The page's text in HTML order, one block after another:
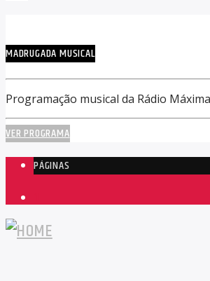
MADRUGADA MUSICAL
Programação musical da Rádio
VER PROGRAMA
PÁGINAS